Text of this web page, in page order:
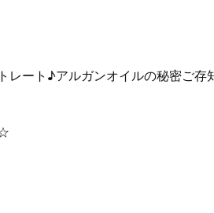
ート♪アルガンオイルの秘密ご存